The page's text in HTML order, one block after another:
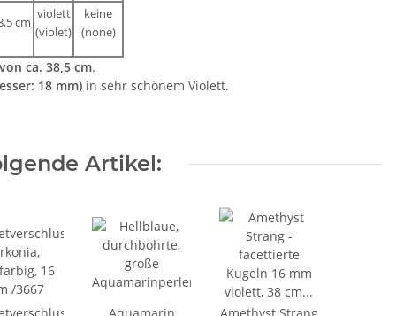
cm
violett
(violet)
keine
(none)
ca. 38,5 cm.
18 mm) in sehr schönem Violett.
Artikel: